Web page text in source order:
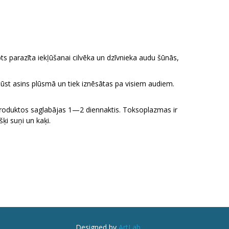
iekļūšanai cilvēka un dzīvnieka audu šūnās,
asins plūsmā un tiek iznēsātas pa visiem audiem.
saglabājas 1—2 diennaktis. Toksoplazmas ir
suņi un kaķi.